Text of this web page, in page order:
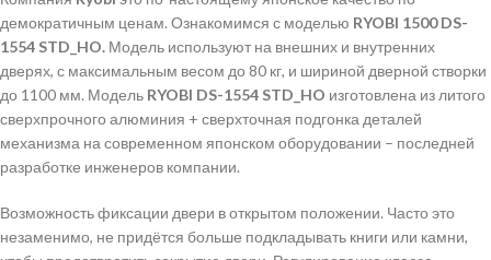
демократичным ценам. Ознакомимся с моделью RYOBI 1500 DS-
1554 STD_HO. Модель используют на внешних и внутренних
дверях, с максимальным весом до 80 кг, и шириной дверной створки
до 1100 мм. Модель RYOBI DS-1554 STD_HO изготовлена из литого
сверхпрочного алюминия + сверхточная подгонка деталей
механизма на современном японском оборудовании – последней
разработке инженеров компании.
Возможность фиксации двери в открытом положении. Часто это
незаменимо, не придётся больше подкладывать книги или камни,